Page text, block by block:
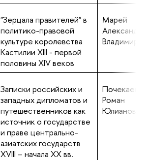
"Зерцала правителей" в
политико-правовой
культуре королевства
Кастилии XIII - первой
половины XIV веков
Марей
Александр
Записки российских и
западных дипломатов и
путешественников как
источник о государстве
и праве центрально-
азиатских государств
XVIII – начала ХХ вв.
Почекаев
Роман
Юлианович